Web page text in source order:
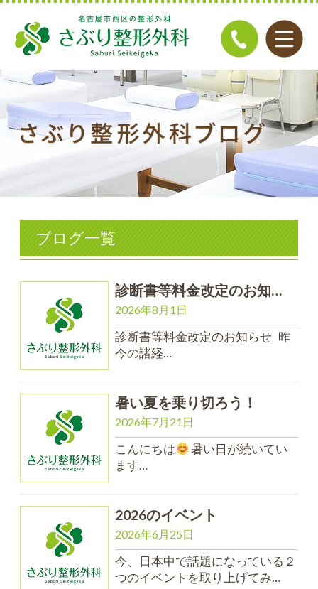
ブログ一覧
診断書等料金改定のお知…
2026年8月1日
診断書等料金改定のお知らせ 昨
今の諸経…
暑い夏を乗り切ろう！
2026年7月21日
こんにちは
暑い日が続いてい
ます…
2026のイベント
2026年6月25日
今、日本中で話題になっている２
つのイベントを取り上げてみ…